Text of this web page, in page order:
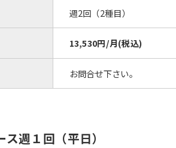
週2回（2種目）
13,530円/月(税込)
お問合せ下さい。
週１回（平日）